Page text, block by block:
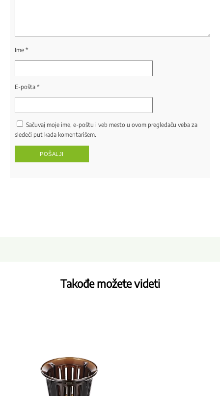
Ime *
E-pošta *
Sačuvaj moje ime, e-poštu i veb mesto u ovom pregledaču veba za
sledeći put kada komentarišem.
Takođe možete videti